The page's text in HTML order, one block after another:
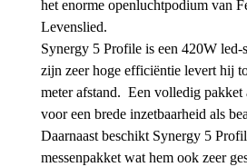
het enorme openluchtpodium van
Levenslied.
Synergy 5 Profile is een 420W led-
zijn zeer hoge efficiëntie levert hij
meter afstand. Een volledig pakket
voor een brede inzetbaarheid als
Daarnaast beschikt Synergy 5
messenpakket wat hem ook zeer